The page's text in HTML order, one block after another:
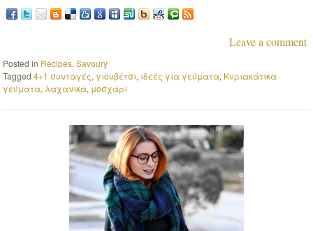
Leave a comment
Posted in Recipes,Savoury
Tagged4+1 συνταγές, γιουβέτσι, ιδεές για γεύματα, Κυριακάτικα
γεύματα, λαχανικά, μοσχάρι